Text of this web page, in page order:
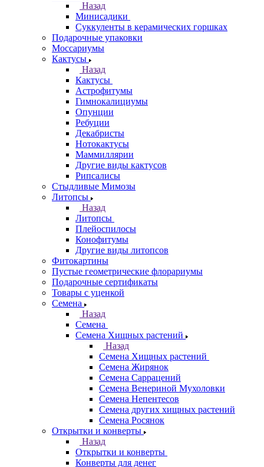
Назад
Минисадики
Суккуленты в керамических горшках
Подарочные упаковки
Моссариумы
Кактусы
Назад
Кактусы
Астрофитумы
Гимнокалициумы
Опунции
Ребуции
Декабристы
Нотокактусы
Маммиллярии
Другие виды кактусов
Рипсалисы
Стыдливые Мимозы
Литопсы
Назад
Литопсы
Плейоспилосы
Конофитумы
Другие виды литопсов
Фитокартины
Пустые геометрические флорариумы
Подарочные сертификаты
Товары с уценкой
Семена
Назад
Семена
Семена Хищных растений
Назад
Семена Хищных растений
Семена Жирянок
Семена Саррацений
Семена Венериной Мухоловки
Семена Непентесов
Семена других хищных растений
Семена Росянок
Открытки и конверты
Назад
Открытки и конверты
Конверты для денег